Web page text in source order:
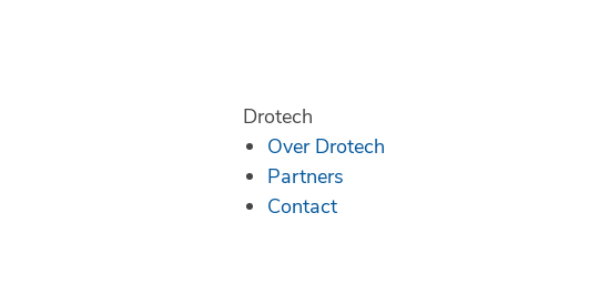
Drotech
Over Drotech
Partners
Contact